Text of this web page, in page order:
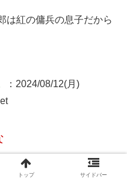
は紅の傭兵の息子だから
：2024/08/12(月)
トップ サイドバー